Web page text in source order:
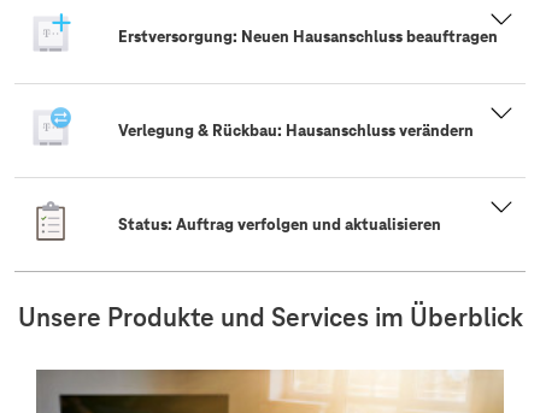
Erstversorgung: Neuen Hausanschluss beauftragen
Verlegung & Rückbau: Hausanschluss verändern
Status: Auftrag verfolgen und aktualisieren
Unsere Produkte und Services im Überblick